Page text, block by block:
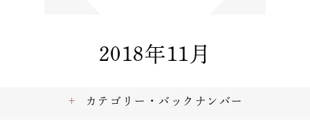
2018年11月
カテゴリー・バックナンバー